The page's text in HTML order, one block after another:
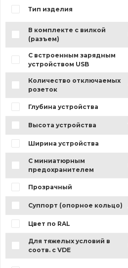
Тип изделия
В комплекте с вилкой
(разъем)
С встроенным зарядным
устройством USB
Количество отключаемых
розеток
Глубина устройства
Высота устройства
Ширина устройства
С миниатюрным
предохранителем
Прозрачный
Суппорт (опорное кольцо)
Цвет по RAL
Для тяжелых условий в
соотв. с VDE